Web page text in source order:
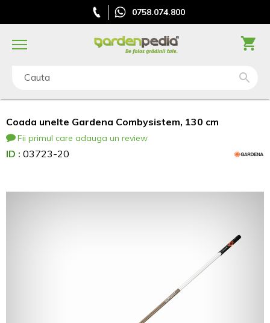
0758.074.800
Cauta
Coada unelte Gardena Combysistem, 130 cm
Fii primul care adauga un review
ID : 03723-20